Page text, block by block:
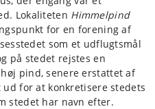
Lokaliteten Himmelpind
for en forening af
som et udflugtsmål
på stedet rejstes en
pind, senere erstattet af
for at konkretisere stedets
stedet har navn efter.